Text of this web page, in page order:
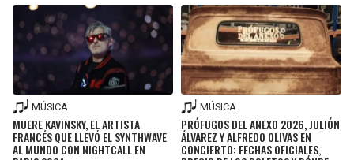
MÚSICA
MUERE KAVINSKY, EL ARTISTA
FRANCÉS QUE LLEVÓ EL SYNTHWAVE
AL MUNDO CON NIGHTCALL EN
MÚSICA
PRÓFUGOS DEL ANEXO 2026, JULIÓN
ÁLVAREZ Y ALFREDO OLIVAS EN
CONCIERTO: FECHAS OFICIALES,